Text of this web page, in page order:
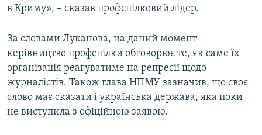
в Криму», – сказав профспілковий лідер.
За словами Луканова, на даний момент
керівництво профспілки обговорює те, як саме їх
організація реагуватиме на репресії щодо
журналістів. Також глава НПМУ зазначив, що своє
слово має сказати і українська держава, яка поки
не виступила з офіційною заявою.